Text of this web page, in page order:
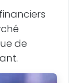
de